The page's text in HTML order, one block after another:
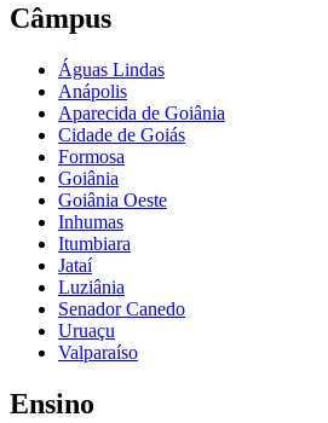
Câmpus
Águas Lindas
Anápolis
Aparecida de Goiânia
Cidade de Goiás
Formosa
Goiânia
Goiânia Oeste
Inhumas
Itumbiara
Jataí
Luziânia
Senador Canedo
Uruaçu
Valparaíso
Ensino